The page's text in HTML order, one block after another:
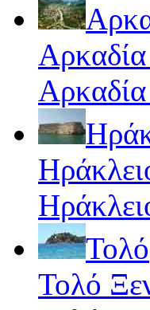
Τολό
Τολό